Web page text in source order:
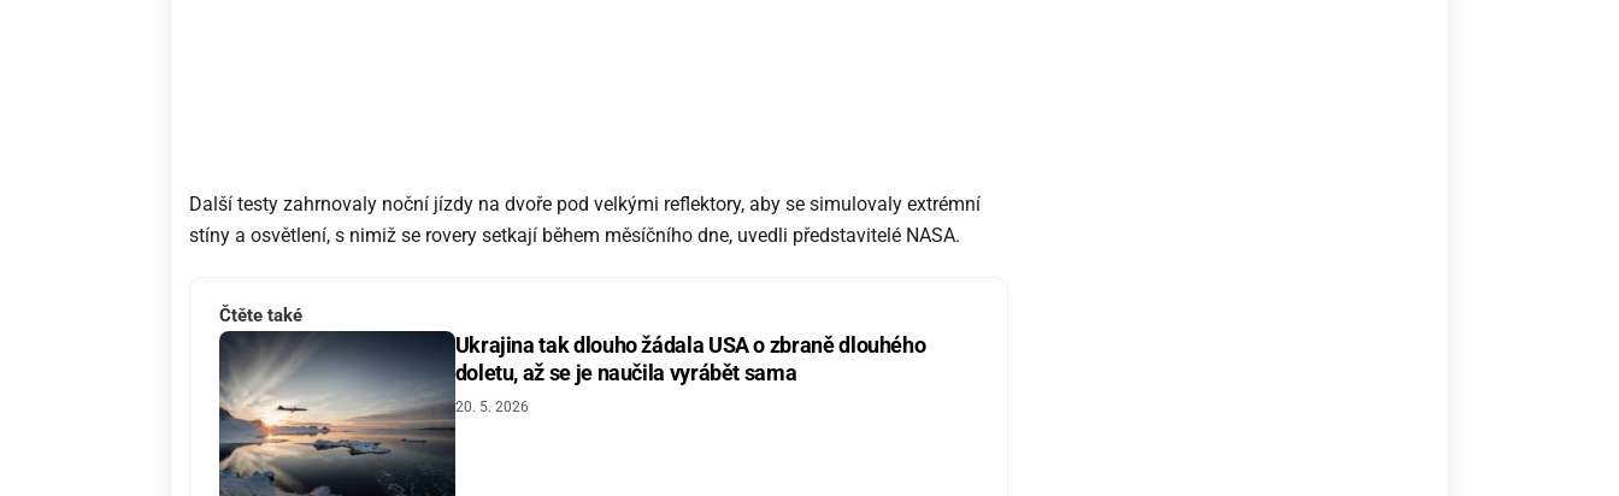
Další testy zahrnovaly noční jízdy na dvoře pod velkými reflektory, aby se simulovaly extrémní
stíny a osvětlení, s nimiž se rovery setkají během měsíčního dne, uvedli představitelé NASA.
Čtěte také
Ukrajina tak dlouho žádala USA o zbraně dlouhého
doletu, až se je naučila vyrábět sama
20. 5. 2026